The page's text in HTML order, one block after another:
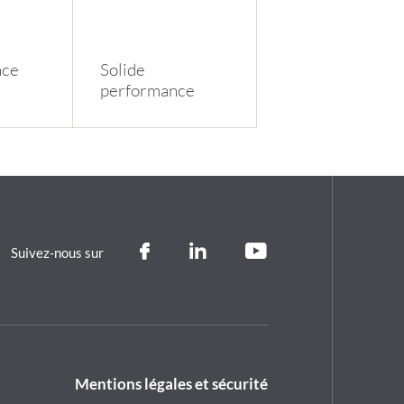
Solide
performance
Suivez-nous sur
Footer
Mentions légales et sécurité